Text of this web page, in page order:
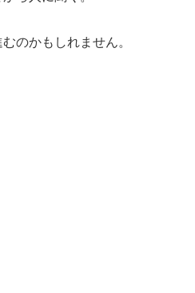
のかもしれません。